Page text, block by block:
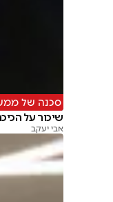
סכנה של
שיכור על
אבי יעקב